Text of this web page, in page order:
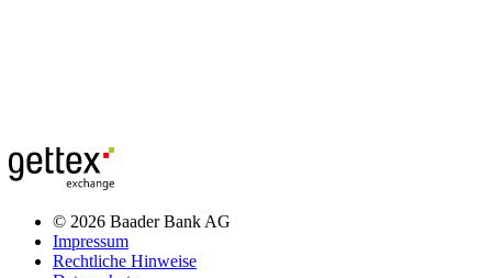
© 2026 Baader Bank AG
Impressum
Rechtliche Hinweise